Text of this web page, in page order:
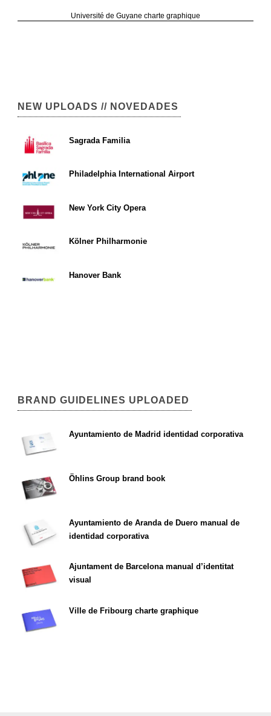
Université de Guyane charte graphique
NEW UPLOADS // NOVEDADES
Sagrada Familia
Philadelphia International Airport
New York City Opera
Kölner Philharmonie
Hanover Bank
BRAND GUIDELINES UPLOADED
Ayuntamiento de Madrid identidad corporativa
Öhlins Group brand book
Ayuntamiento de Aranda de Duero manual de
identidad corporativa
Ajuntament de Barcelona manual d’identitat
visual
Ville de Fribourg charte graphique